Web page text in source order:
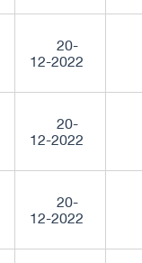
20-
12-2022
20-
12-2022
20-
12-2022